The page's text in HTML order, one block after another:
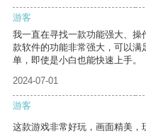
游客
我一直在寻找一款功能强大、
款软件的功能非常强大，可以
单，即使是小白也能快速上手。
2024-07-01
游客
这款游戏非常好玩，画面精美，